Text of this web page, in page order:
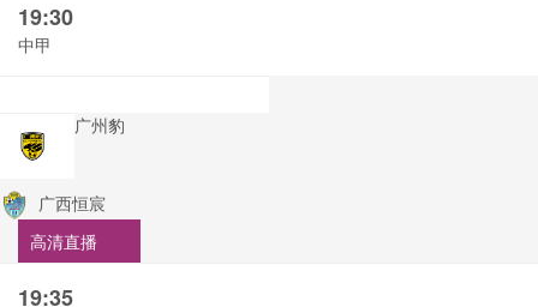
19:30
中甲
广州豹
广西恒宸
高清直播
19:35